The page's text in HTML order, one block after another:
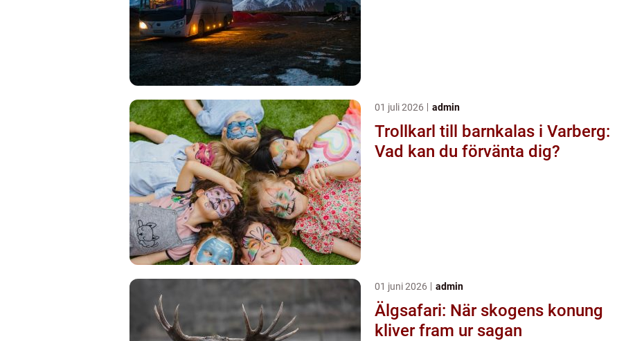
01 juli 2026 admin
Trollkarl till barnkalas i Varberg:
Vad kan du förvänta dig?
01 juni 2026 admin
Älgsafari: När skogens konung
kliver fram ur sagan